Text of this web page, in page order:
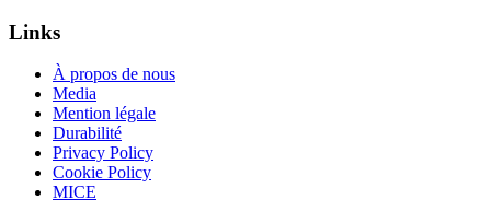
Links
À propos de nous
Media
Mention légale
Durabilité
Privacy Policy
Cookie Policy
MICE